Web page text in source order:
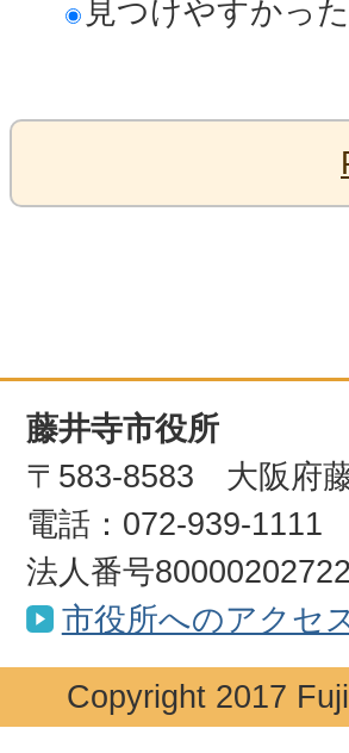
見つけやすかった
藤井寺市役所
〒583-8583 大阪府
電話：072-939-
法人番号
市役所へのアクセ
Copyright 2017